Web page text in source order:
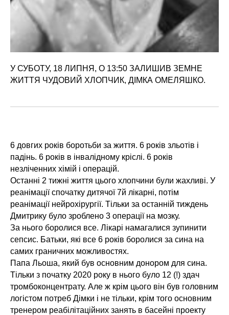
У СУБОТУ, 18 ЛИПНЯ, О 13:50 ЗАЛИШИВ ЗЕМНЕ
ЖИТТЯ ЧУДОВИЙ ХЛОПЧИК, ДІМКА ОМЕЛЯШКО.
6 довгих років боротьби за життя. 6 років зльотів і
падінь. 6 років в інвалідному кріслі. 6 років
незліченних хімій і операцій.
Останні 2 тижні життя цього хлопчини були жахливі. У
реанімації спочатку дитячої 7й лікарні, потім
реанімації нейрохірургії. Тільки за останній тиждень
Дмитрику було зроблено 3 операції на мозку.
За нього боролися все. Лікарі намагалися зупинити
сепсис. Батьки, які все 6 років боролися за сина на
самих граничних можливостях.
Папа Льоша, який був основним донором для сина.
Тільки з початку 2020 року в нього було 12 (!) здач
тромбоконцентрату. Але ж крім цього він був головним
логістом потреб Дімки і не тільки, крім того основним
тренером реабілітаційних занять в басейні проекту